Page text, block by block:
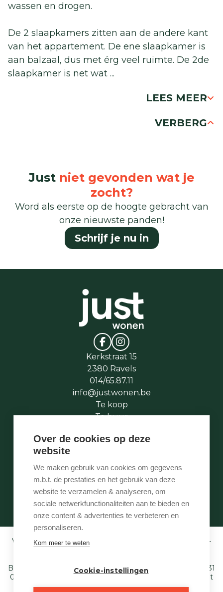
wassen en drogen.
De 2 slaapkamers zitten aan de andere kant
van het appartement. De ene slaapkamer is
aan balzaal, dus met érg veel ruimte. De 2de
slaapkamer is net wat ...
LEES MEER
VERBERG
Just niet gevonden wat je
zocht?
Word als eerste op de hoogte gebracht van
onze nieuwste panden!
Schrijf je nu in
Kerkstraat 15
2380 Ravels
014/65.87.11
info@justwonen.be
Te koop
Te huur
Stukje geschiedenis
Onze services
Contact
Te vroeg
Eigenaarslogin
Vastgoedmakelaar-bemiddelaar BIV België BIV 507.005 -
Belgium (polisnr. 730.390.160) - Derdenrekening: BE97 1431
0000 1849. Toezichthoudende autoriteit: Beroepsinstituut
van Vastgoedmakelaars,
Over de cookies op deze
website
We maken gebruik van cookies om gegevens
m.b.t. de prestaties en het gebruik van deze
website te verzamelen & analyseren, om
sociale netwerkfunctionaliteiten aan te bieden en
onze content & advertenties te verbeteren en
personaliseren.
Kom meer te weten
Cookie-instellingen